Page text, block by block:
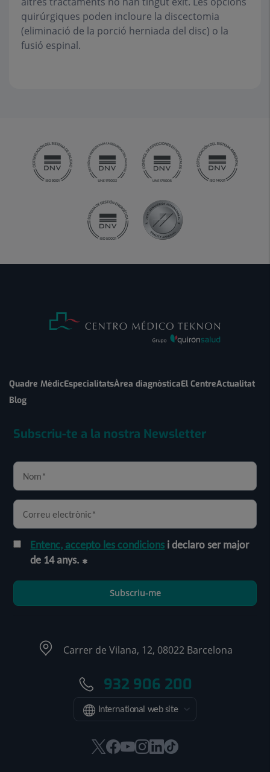
quirúrgiques poden incloure la discectomia
(eliminació de la porció herniada del disc) o la
fusió espinal.
Quadre MèdicEspecialitatsÀrea diagnòsticaEl CentreActualitat
Blog
Subscriu-te a la nostra Newsletter
Entenc, accepto les condicions i declaro ser major
de 14 anys.
Subscriu-me
Carrer de Vilana, 12, 08022 Barcelona
932 906 200
International web site
AquestAquestAquestAquest
AquestEnllaç